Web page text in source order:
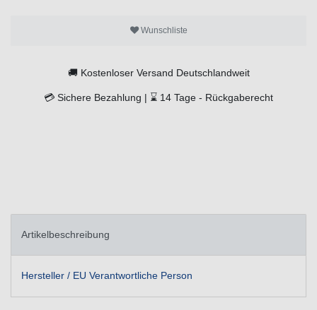
Wunschliste
🚚 Kostenloser Versand Deutschlandweit
💳 Sichere Bezahlung | ⌛ 14 Tage - Rückgaberecht
Artikelbeschreibung
Hersteller / EU Verantwortliche Person